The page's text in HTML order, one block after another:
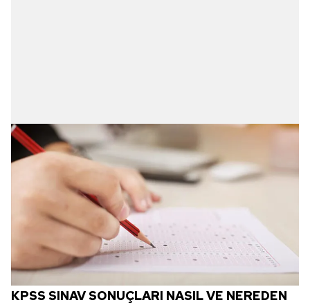
KPSS SINAV SONUÇLARI NASIL VE NEREDEN